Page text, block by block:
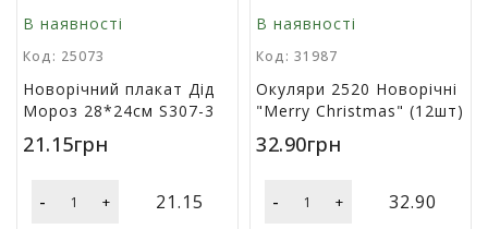
а
к
о
в
к
а
В наявності
Код: 25073
Новорічний плакат Дід
Мороз 28*24см S307-3
21.15грн
- + 21.15
В наявності
Код: 31987
Окуляри 2520 Новорічні
"Merry Christmas" (12шт)
32.90грн
- + 32.90